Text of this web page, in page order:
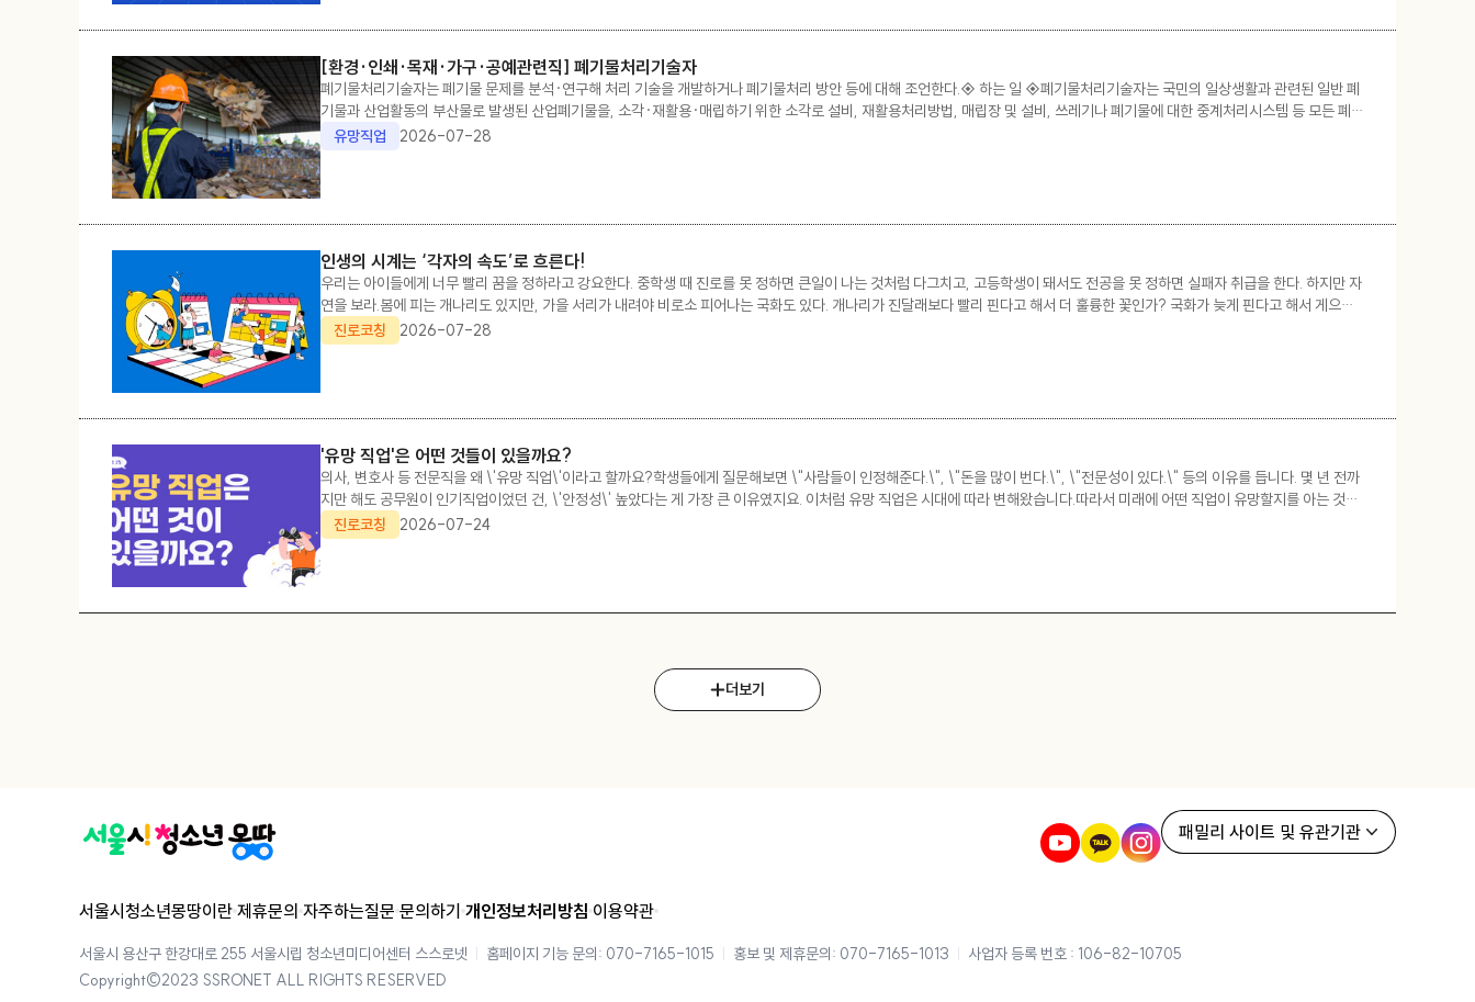
[환경·인쇄·목재·가구·공예관련직] 폐기물처리기술자
폐기물처리기술자는 폐기물 문제를 분석·연구해 처리 기술을 개발하거나 폐기물처리 방안 등에 대해 조언한다.◈ 하는 일 ◈폐기물처리기술자는 국민의 일상생활과 관련된 일반 폐
기물과 산업활동의 부산물로 발생된 산업폐기물을, 소각·재활용·매립하기 위한 소각로 설비, 재활용처리방법, 매립장 및 설비, 쓰레기나 폐기물에 대한 중계처리시스템 등 모든 폐
기물 관련 문제를 담당한다.폐기물 이동 과정에서 발생하는 각종 문제와 민원을 관리하며, 폐기물처리시설을 유지·관리하며, 폐기물 처리에 대한 부지선정과 기술 및 경제성 등을 검
유망직업 2026-07-28
인생의 시계는 ‘각자의 속도’로 흐른다!
우리는 아이들에게 너무 빨리 꿈을 정하라고 강요한다. 중학생 때 진로를 못 정하면 큰일이 나는 것처럼 다그치고, 고등학생이 돼서도 전공을 못 정하면 실패자 취급을 한다. 하지만 자
연을 보라.봄에 피는 개나리도 있지만, 가을 서리가 내려야 비로소 피어나는 국화도 있다. 개나리가 진달래보다 빨리 핀다고 해서 더 훌륭한 꽃인가? 국화가 늦게 핀다고 해서 게으른
꽃인가? 아니다. 저마다 피어나는 시기가 다를 뿐이다. 무리에 휩쓸려 뛰는 ‘색깔 없는 주자’ 내 오랜 친구의 이야기를 하려 한다. 학창 시절의 그를 떠올리면, 소위 말하는 ‘신동
진로코칭 2026-07-28
'유망 직업'은 어떤 것들이 있을까요?
의사, 변호사 등 전문직을 왜 \'유망 직업\'이라고 할까요?학생들에게 질문해보면 \"사람들이 인정해준다.\", \"돈을 많이 번다.\", \"전문성이 있다.\" 등의 이유를 듭니다. 몇 년 전까
지만 해도 공무원이 인기직업이었던 건, \'안정성\' 높았다는 게 가장 큰 이유였지요. 이처럼 유망 직업은 시대에 따라 변해왔습니다.따라서 미래에 어떤 직업이 유망할지를 아는 것도
중요하지만,\'유망 직업\'이라는 것이 무엇을 의미하는지를 먼저 생각해 봐야 합니다. 전문가들은 직업을 선택할 때 가장 중요하게 생각할 요소로 ‘발전 가능성’을 꼽습니다. 발전 가
능성
진로코칭 2026-07-24
더보기
패밀리 사이트 및 유관기관
서울시청소년몽땅이란 제휴문의 자주하는질문 문의하기 개인정보처리방침 이용약관
서울시 용산구 한강대로 255 서울시립 청소년미디어센터 스스로넷 홈페이지 기능 문의: 070-7165-1015 홍보 및 제휴문의: 070-7165-1013
사업자 등록 번호 : 106-82-10705
Copyright©2023 SSRONET ALL RIGHTS RESERVED